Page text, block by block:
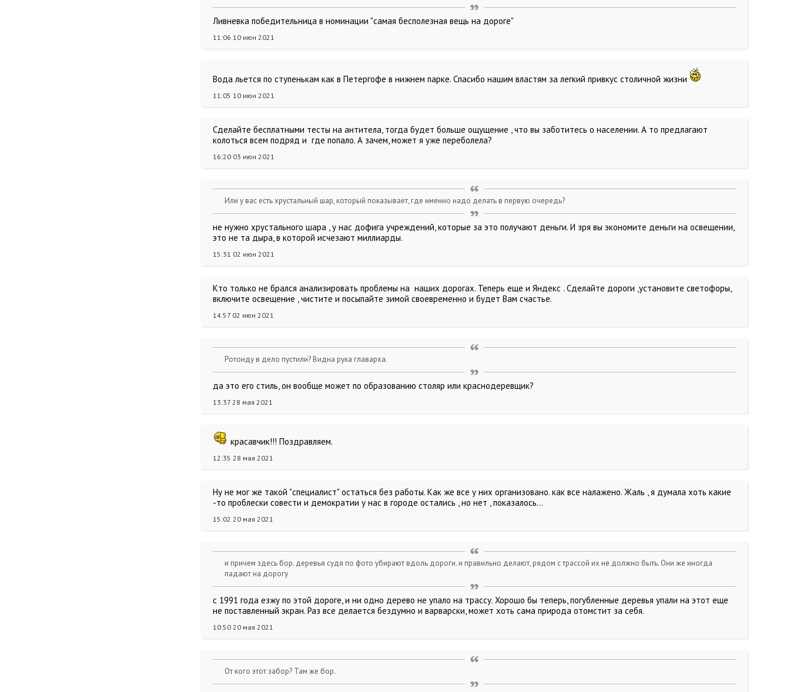
Ливневка победительница в номинации "самая бесполезная вещь на дороге"
11:06 10 июн 2021
Вода льется по ступенькам как в Петергофе в нижнем парке. Спасибо нашим властям за легкий привкус столичной жизни
11:05 10 июн 2021
Сделайте бесплатными тесты на антитела, тогда будет больше ощущение , что вы заботитесь о населении. А то предлагают
колоться всем подряд и где попало. А зачем, может я уже переболела?
16:20 03 июн 2021
Или у вас есть хрустальный шар, который показывает, где именно надо делать в первую очередь?
не нужно хрустального шара , у нас дофига учреждений, которые за это получают деньги. И зря вы экономите деньги на освещении,
это не та дыра, в которой исчезают миллиарды.
15:31 02 июн 2021
Кто только не брался анализировать проблемы на наших дорогах. Теперь еще и Яндекс . Сделайте дороги ,установите светофоры,
включите освещение , чистите и посыпайте зимой своевременно и будет Вам счастье.
14:57 02 июн 2021
Ротонду в дело пустили? Видна рука главарха.
да это его стиль, он вообще может по образованию столяр или краснодеревщик?
13:37 28 мая 2021
красавчик!!! Поздравляем.
12:35 28 мая 2021
Ну не мог же такой "специалист" остаться без работы. Как же все у них организовано. как все налажено. Жаль , я думала хоть какие
-то проблески совести и демократии у нас в городе остались , но нет , показалось...
15:02 20 мая 2021
и причем здесь бор. деревья судя по фото убирают вдоль дороги. и правильно делают, рядом с трассой их не должно быть. Они же иногда
падают на дорогу
с 1991 года езжу по этой дороге, и ни одно дерево не упало на трассу. Хорошо бы теперь, погубленные деревья упали на этот еще
не поставленный экран. Раз все делается бездумно и варварски, может хоть сама природа отомстит за себя.
10:50 20 мая 2021
От кого этот забор? Там же бор.